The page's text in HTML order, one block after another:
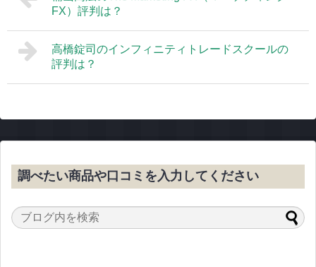
FX）評判は？
高橋錠司のインフィニティトレードスクールの
評判は？
調べたい商品や口コミを入力してください